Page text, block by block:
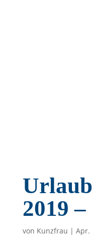
2019 –
von Kunzfrau | Apr.